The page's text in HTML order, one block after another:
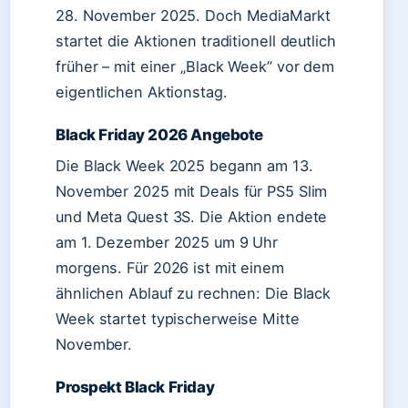
28. November 2025. Doch MediaMarkt
startet die Aktionen traditionell deutlich
früher – mit einer „Black Week” vor dem
eigentlichen Aktionstag.
Black Friday 2026 Angebote
Die Black Week 2025 begann am 13.
November 2025 mit Deals für PS5 Slim
und Meta Quest 3S. Die Aktion endete
am 1. Dezember 2025 um 9 Uhr
morgens. Für 2026 ist mit einem
ähnlichen Ablauf zu rechnen: Die Black
Week startet typischerweise Mitte
November.
Prospekt Black Friday